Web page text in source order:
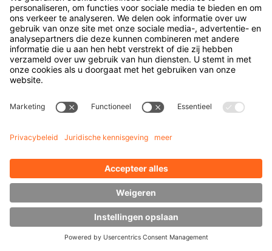
Onderhoud en full-service
Advies
Brancheoplossingen
Aluminium
Automotive
Plaat Metaal
Coils
Gieterij
Kunststoffen